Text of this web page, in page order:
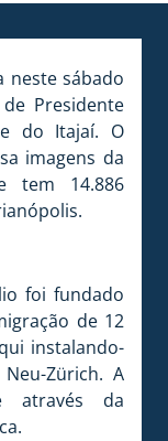
neste sábado
Presidente
do Itajaí. O
imagens da
tem 14.886
foi fundado
de 12
instalando-
Zürich. A
através da